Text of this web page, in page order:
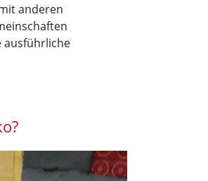
anderen
ausführliche